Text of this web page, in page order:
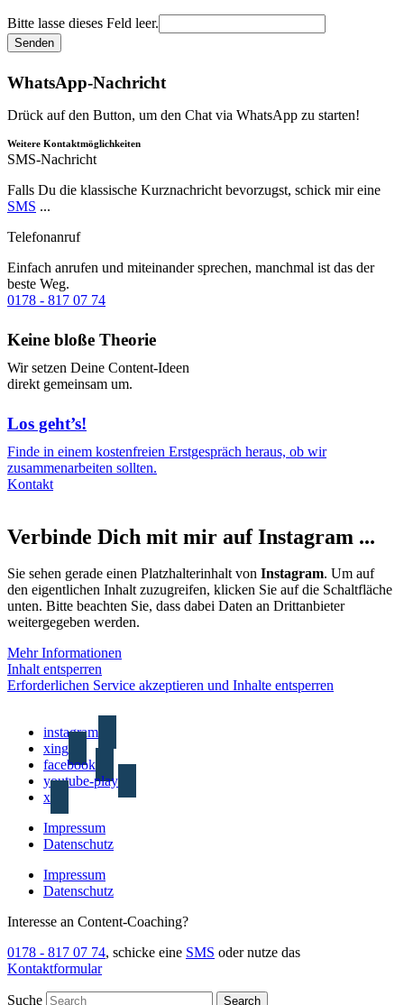
Bitte lasse dieses Feld leer.
WhatsApp-Nachricht
Drück auf den Button, um den Chat via WhatsApp zu starten!
Weitere Kontaktmöglichkeiten
SMS-Nachricht
Falls Du die klassische Kurznachricht bevorzugst, schick mir eine
SMS ...
Telefonanruf
Einfach anrufen und miteinander sprechen, manchmal ist das der
beste Weg.
0178 - 817 07 74
Keine bloße Theorie
Wir setzen Deine Content-Ideen
direkt gemeinsam um.
Los geht’s!
Finde in einem kostenfreien Erstgespräch heraus, ob wir
zusammenarbeiten sollten.
Kontakt
Verbinde Dich mit mir auf Instagram ...
Sie sehen gerade einen Platzhalterinhalt von Instagram. Um auf
den eigentlichen Inhalt zuzugreifen, klicken Sie auf die Schaltfläche
unten. Bitte beachten Sie, dass dabei Daten an Drittanbieter
weitergegeben werden.
Mehr Informationen
Inhalt entsperren
Erforderlichen Service akzeptieren und Inhalte entsperren
instagram
xing
facebook
youtube-play
x
Impressum
Datenschutz
Impressum
Datenschutz
Interesse an Content-Coaching?
0178 - 817 07 74, schicke eine SMS oder nutze das
Kontaktformular
Suche Search